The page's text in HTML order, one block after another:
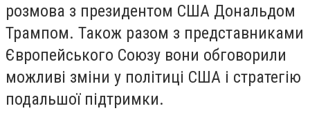
розмова з президентом США Дональдом
Трампом. Також разом з представниками
Європейського Союзу вони обговорили
можливі зміни у політиці США і стратегію
подальшої підтримки.